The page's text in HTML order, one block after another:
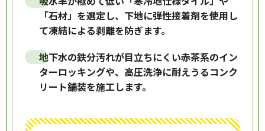
「石材」を選定し、下地に弾性接着剤を使用し
て凍結による剥離を防ぎます。
地下水の鉄分汚れが目立ちにくい赤茶系のイン
ターロッキングや、高圧洗浄に耐えうるコンク
リート舗装を施工します。